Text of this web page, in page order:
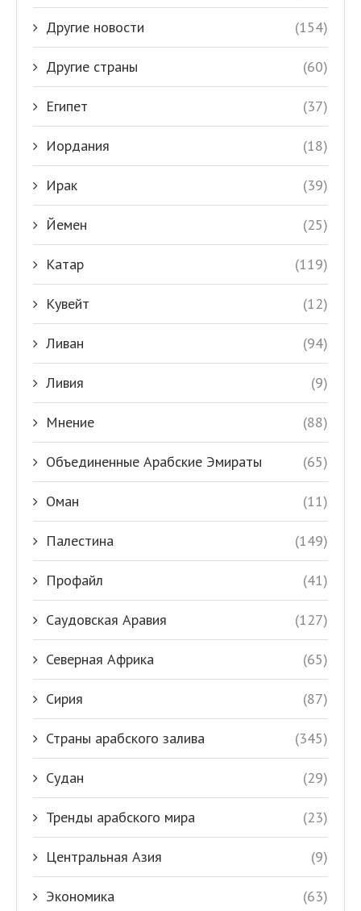
Другие новости (154)
Другие страны (60)
Египет (37)
Иордания (18)
Ирак (39)
Йемен (25)
Катар (119)
Кувейт (12)
Ливан (94)
Ливия (9)
Мнение (88)
Объединенные Арабские Эмираты (65)
Оман (11)
Палестина (149)
Профайл (41)
Саудовская Аравия (127)
Северная Африка (65)
Сирия (87)
Страны арабского залива (345)
Судан (29)
Тренды арабского мира (23)
Центральная Азия (9)
Экономика (63)